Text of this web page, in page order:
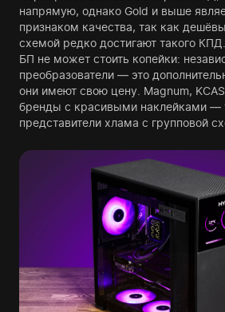
напрямую, однако Gold и выше
признаком качества, так как
схемой редко достигают такого
БП не может стоить копейки:
преобразователи — это
они имеют свою цену. Magnum,
бренды с красивыми наклейками —
представители хлама с групповой